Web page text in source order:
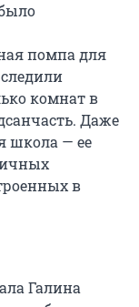
помпа для
комнат в
Даже
школа — ее
в
Галина